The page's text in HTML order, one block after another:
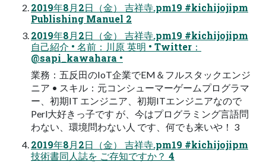
2019年8月2日（金） 吉祥寺.pm19 #kichijojipm
Publishing Manuel 2
2019年8月2日（金） 吉祥寺.pm19 #kichijojipm
自己紹介 • 名前：川原 英明 • Twitter：
@sapi_kawahara •
業務：五反田のIoT企業でEM＆フルスタックエンジ
ニア • スキル：元コンシューマーゲームプログラマ
ー、初期IT エンジニア、初期ITエンジニアなので
Perl大好きっ子です が、今はプログラミング言語問
わない、環境問わない人 です、何でも来いや！ 3
2019年8月2日（金） 吉祥寺.pm19 #kichijojipm
技術書同人誌を ご存知ですか？ 4